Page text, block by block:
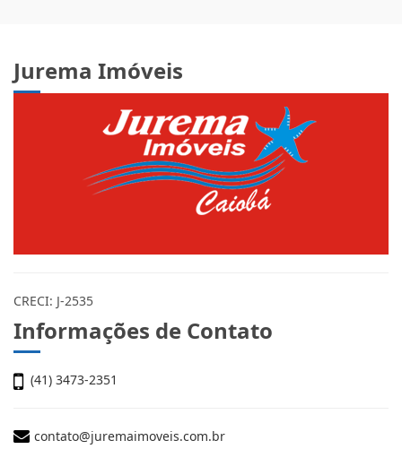
Jurema Imóveis
CRECI: J-2535
Informações de Contato
(41) 3473-2351
contato@juremaimoveis.com.br